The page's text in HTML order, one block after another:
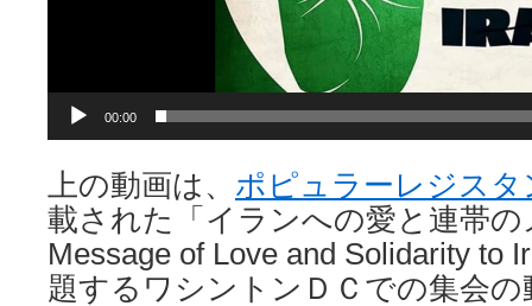
00:00
上の動画は、 ポピュラーレジス
載された「イランへの愛と連帯
Message of Love and Solidarity to
題するワシントンＤＣでの集会